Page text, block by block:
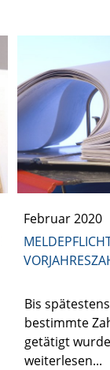
Februar 2020
Bis
bestimmte
getätigt
weiterlesen...